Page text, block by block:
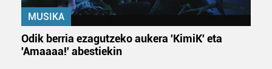
MUSIKA
Odik berria ezagutzeko aukera 'KimiK' eta
'Amaaaa!' abestiekin